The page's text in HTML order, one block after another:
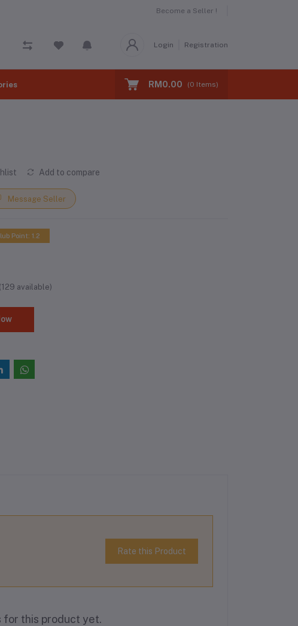
Become a Seller !
Login Registration
RM0.00 (0 Items)
Add to compare
Message Seller
Point: 1.2
(129 available)
Rate this Product
for this product yet.